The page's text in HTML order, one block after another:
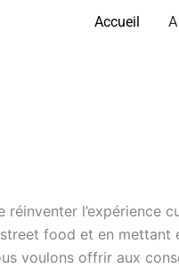
Accueil
l’expérience
food et en mettant
voulons offrir aux